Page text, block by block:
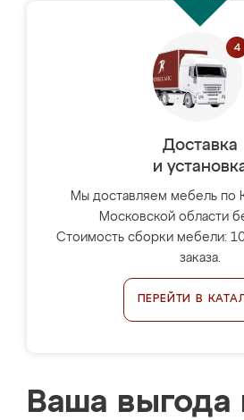
Доставка
и
Мы доставляем мебель по
Московской области
Стоимость сборки мебели:
заказа.
ПЕРЕЙТИ В
Ваша выгода